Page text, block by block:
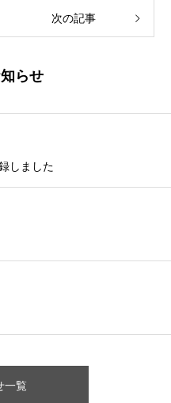
次の記事
らせ
しました
一覧